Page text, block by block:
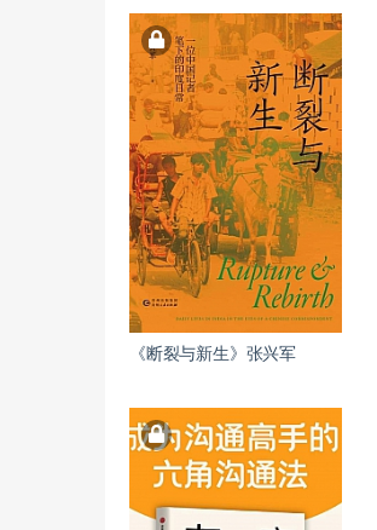
《断裂与新生》张兴军